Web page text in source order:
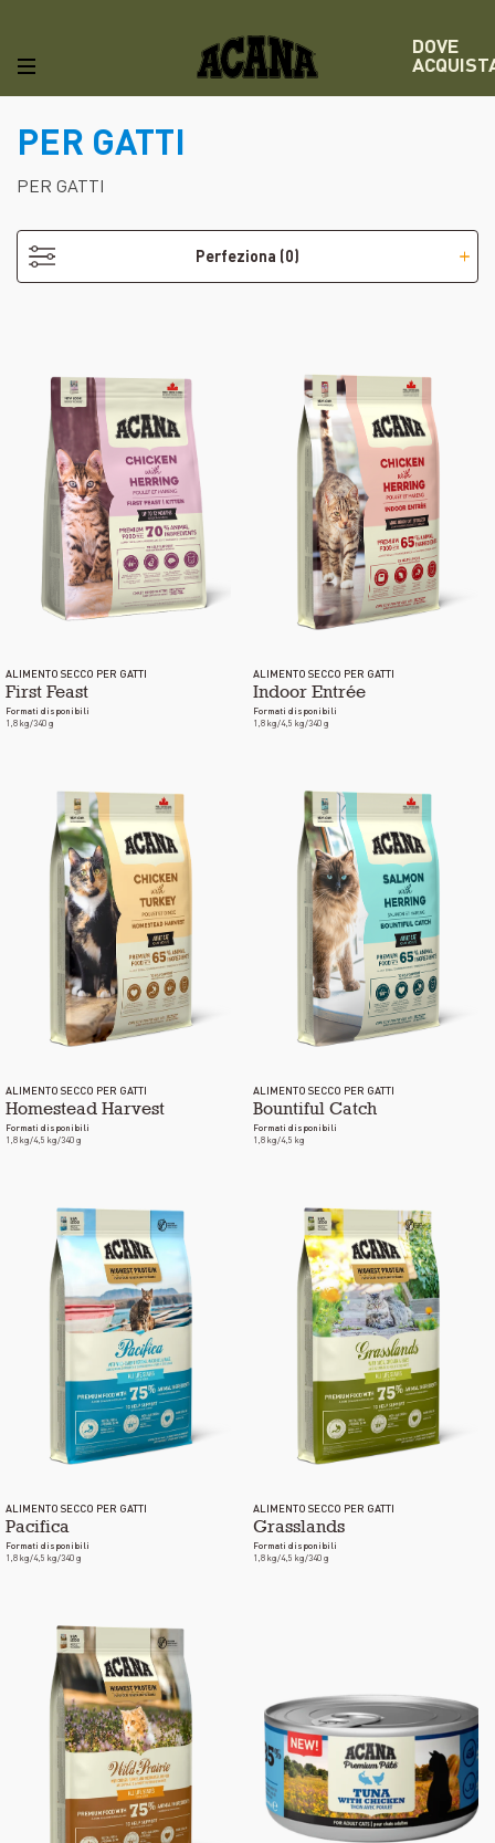
DOVE
PER GATTI
PER GATTI
Perfeziona (0)
ALIMENTO SECCO PER GATTI
First Feast
Formati disponibili
1,8 kg/340 g
ALIMENTO SECCO PER GATTI
Indoor Entrée
Formati disponibili
1,8 kg/4,5 kg/340 g
ALIMENTO SECCO PER GATTI
Homestead Harvest
Formati disponibili
1,8 kg/4,5 kg/340 g
ALIMENTO SECCO PER GATTI
Bountiful Catch
Formati disponibili
1,8 kg/4,5 kg
ALIMENTO SECCO PER GATTI
Pacifica
Formati disponibili
1,8 kg/4,5 kg/340 g
ALIMENTO SECCO PER GATTI
Grasslands
Formati disponibili
1,8 kg/4,5 kg/340 g